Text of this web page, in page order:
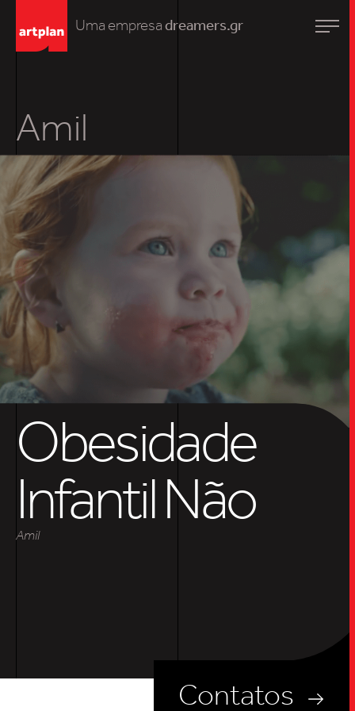
Uma empresadreamers.gr
Amil
Obesidade
Infantil Não
Amil
Contatos